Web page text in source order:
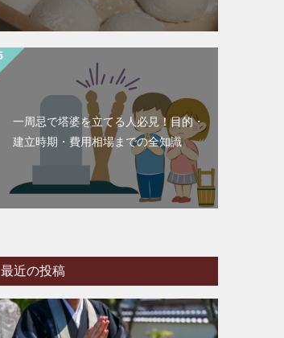
一周忌で塔婆を立てる人必見！目的・
建立時期・費用相場までの全知識
最近の投稿